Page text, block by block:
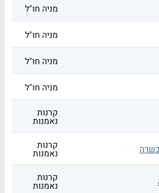
מניה חו"ל
מניה חו"ל
מניה חו"ל
מניה חו"ל
קרנות
נאמנות
קרנות
נאמנות
קרנות
נאמנות